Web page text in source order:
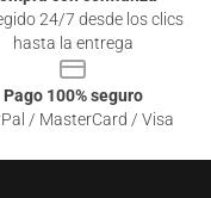
24/7 desde los clics
hasta la entrega
Pago 100% seguro
/ MasterCard / Visa